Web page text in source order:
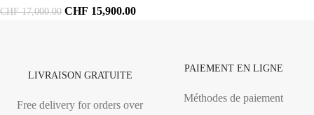
CHF17,000.00 CHF 15,900.00
LIVRAISON GRATUITE
Free delivery for orders over
PAIEMENT EN LIGNE
Méthodes de paiement